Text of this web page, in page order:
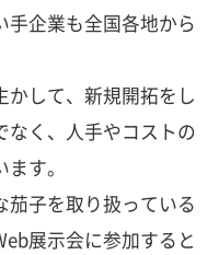
手企業も全国各地から
かして、新規開拓をし
なく、人手やコストの
す。
子を取り扱っている
展示会に参加すると